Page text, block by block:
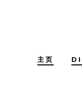
主页